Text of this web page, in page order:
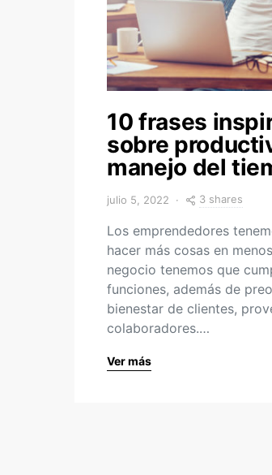
10 frases
sobre
manejo del
julio 5, 2022 3 shares
Los emprendedores
hacer más cosas en
negocio tenemos que
funciones, además de
bienestar de clientes,
colaboradores.…
Ver más